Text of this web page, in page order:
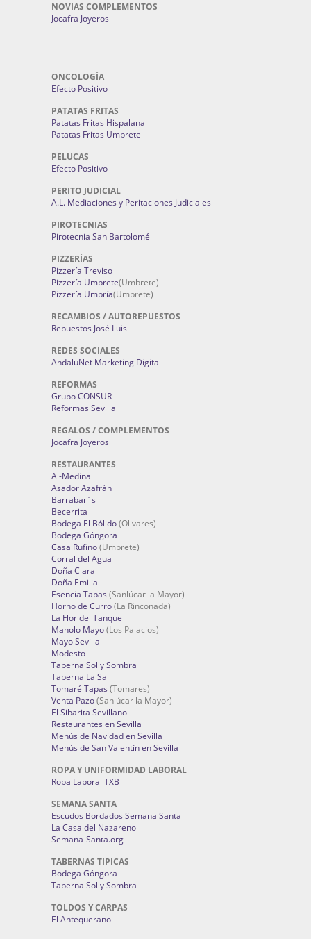
NOVIAS COMPLEMENTOS
Jocafra Joyeros
ONCOLOGÍA
Efecto Positivo
PATATAS FRITAS
Patatas Fritas Hispalana
Patatas Fritas Umbrete
PELUCAS
Efecto Positivo
PERITO JUDICIAL
A.L. Mediaciones y Peritaciones Judiciales
PIROTECNIAS
Pirotecnia San Bartolomé
PIZZERÍAS
Pizzería Treviso
Pizzería Umbrete(Umbrete)
Pizzería Umbría(Umbrete)
RECAMBIOS / AUTOREPUESTOS
Repuestos José Luis
REDES SOCIALES
AndaluNet Marketing Digital
REFORMAS
Grupo CONSUR
Reformas Sevilla
REGALOS / COMPLEMENTOS
Jocafra Joyeros
RESTAURANTES
Al-Medina
Asador Azafrán
Barrabar´s
Becerrita
Bodega El Bólido(Olivares)
Bodega Góngora
Casa Rufino(Umbrete)
Corral del Agua
Doña Clara
Doña Emilia
Esencia Tapas (Sanlúcar la Mayor)
Horno de Curro(La Rinconada)
La Flor del Tanque
Manolo Mayo(Los Palacios)
Mayo Sevilla
Modesto
Taberna Sol y Sombra
Taberna La Sal
Tomaré Tapas (Tomares)
Venta Pazo(Sanlúcar la Mayor)
El Sibarita Sevillano
Restaurantes en Sevilla
Menús de Navidad en Sevilla
Menús de San Valentín en Sevilla
ROPA Y UNIFORMIDAD LABORAL
Ropa Laboral TXB
SEMANA SANTA
Escudos Bordados Semana Santa
La Casa del Nazareno
Semana-Santa.org
TABERNAS TIPICAS
Bodega Góngora
Taberna Sol y Sombra
TOLDOS Y CARPAS
El Antequerano